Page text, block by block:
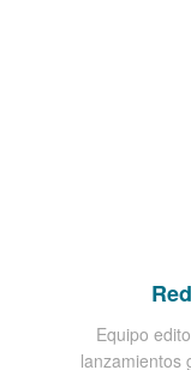
Equipo
lanzamientos